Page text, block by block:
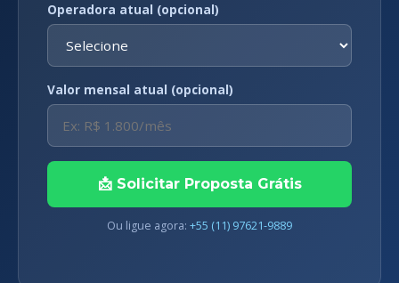
Operadora atual (opcional)
Valor mensal atual (opcional)
📩 Solicitar Proposta Grátis
Ou ligue agora: +55 (11) 97621-9889